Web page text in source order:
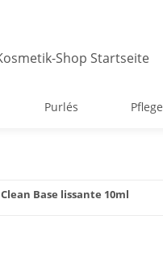
Purlés Pflege
Clean Base lissante 10ml